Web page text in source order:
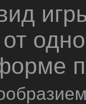
от